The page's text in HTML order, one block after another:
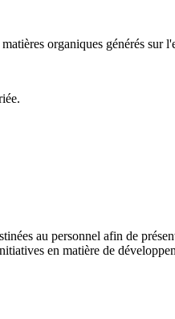
organiques générés sur
au personnel afin de
en matière de